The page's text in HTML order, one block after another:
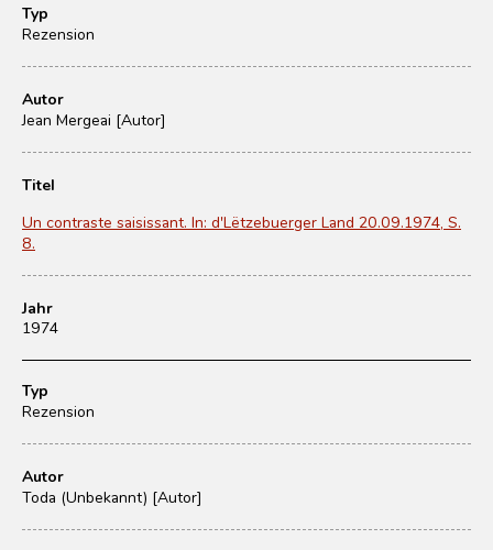
Typ
Rezension
Autor
Jean Mergeai [Autor]
Titel
Un contraste saisissant. In: d'Lëtzebuerger Land 20.09.1974, S.
8.
Jahr
1974
Typ
Rezension
Autor
Toda (Unbekannt) [Autor]